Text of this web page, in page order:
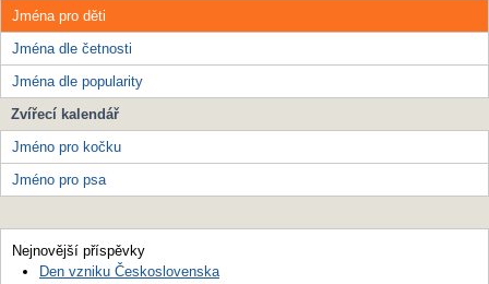
Jména pro děti
Jména dle četnosti
Jména dle popularity
Zvířecí kalendář
Jméno pro kočku
Jméno pro psa
Nejnovější příspěvky
Den vzniku Československa